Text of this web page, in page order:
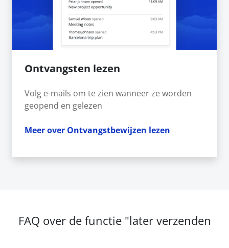
Ontvangsten lezen
Volg e-mails om te zien wanneer ze worden
geopend en gelezen
Meer over Ontvangstbewijzen lezen
FAQ over de functie "later verzenden